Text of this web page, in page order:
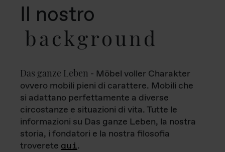
Il nostro
background
Das ganze Leben - Möbel voller Charakter
ovvero mobili pieni di carattere. Mobili che
si adattano perfettamente a diverse
circostanze e situazioni di vita. Tutte le
informazioni su Das ganze Leben, la nostra
storia, i fondatori e la nostra filosofia
troverete qui.